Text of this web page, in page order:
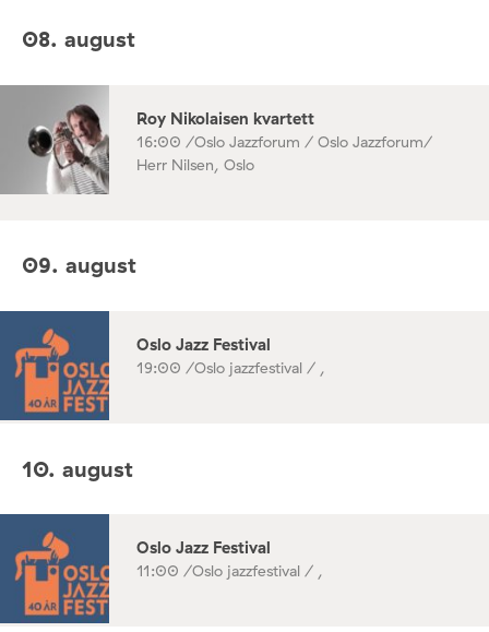
08. august
Roy Nikolaisen kvartett
16:00 /Oslo Jazzforum / Oslo Jazzforum/
Herr Nilsen, Oslo
09. august
Oslo Jazz Festival
19:00 /Oslo jazzfestival / ,
10. august
Oslo Jazz Festival
11:00 /Oslo jazzfestival / ,